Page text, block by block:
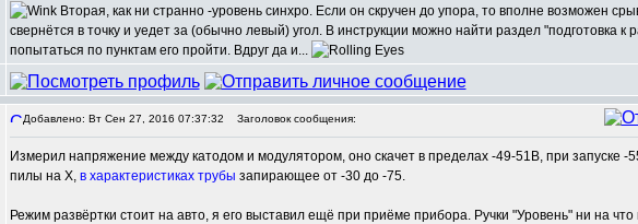
Вторая, как ни странно -уровень синхро. Если он скручен до упора, то вполне возможен
свернётся в точку и уедет за (обычно левый) угол. В инструкции можно найти раздел "подготовка к
попытаться по пунктам его пройти. Вдруг да и...
Добавлено: Вт Сен 27, 2016 07:37:32 Заголовок сообщения:
Измерил напряжение между катодом и модулятором, оно скачет в пределах -49-51В, при запуске -
пилы на X, в характеристиках трубы запирающее от -30 до -75.
Режим развёртки стоит на авто, я его выставил ещё при приёме прибора. Ручки "Уровень" ни на